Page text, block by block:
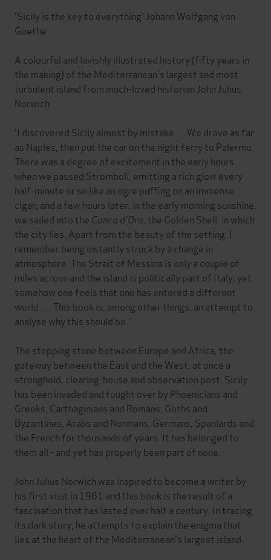
'Sicily is the key to everything' Johann Wolfgang von
Goethe
A colourful and lavishly illustrated history (fifty years in
the making) of the Mediterranean's largest and most
turbulent island from much-loved historian John Julius
Norwich
'I discovered Sicily almost by mistake . . .We drove as far
as Naples, then put the car on the night ferry to Palermo.
There was a degree of excitement in the early hours
when we passed Stromboli, emitting a rich glow every
half-minute or so like an ogre puffing on an immense
cigar; and a few hours later, in the early morning sunshine,
we sailed into the Conca d'Oro, the Golden Shell, in which
the city lies. Apart from the beauty of the setting, I
remember being instantly struck by a change in
atmosphere. The Strait of Messina is only a couple of
miles across and the island is politically part of Italy; yet
somehow one feels that one has entered a different
world . . . This book is, among other things, an attempt to
analyse why this should be.'
The stepping stone between Europe and Africa, the
gateway between the East and the West, at once a
stronghold, clearing-house and observation post, Sicily
has been invaded and fought over by Phoenicians and
Greeks, Carthaginians and Romans, Goths and
Byzantines, Arabs and Normans, Germans, Spaniards and
the French for thousands of years. It has belonged to
them all - and yet has properly been part of none.
John Julius Norwich was inspired to become a writer by
his first visit in 1961 and this book is the result of a
fascination that has lasted over half a century. In tracing
its dark story, he attempts to explain the enigma that
lies at the heart of the Mediterranean's largest island.